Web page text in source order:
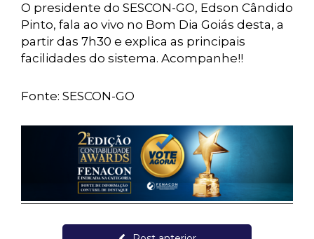
O presidente do SESCON-GO, Edson Cândido
Pinto, fala ao vivo no Bom Dia Goiás desta, a
partir das 7h30 e explica as principais
facilidades do sistema. Acompanhe!!
Fonte: SESCON-GO